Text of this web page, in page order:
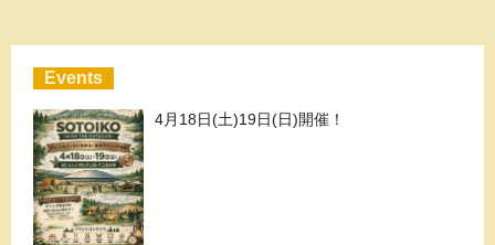
Events
4月18日(土)19日(日)開催！